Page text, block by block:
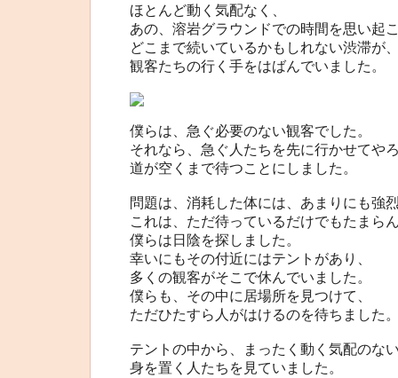
ほとんど動く気配なく、
あの、溶岩グラウンドでの時間を思い起
どこまで続いているかもしれない渋滞が
観客たちの行く手をはばんでいました。
僕らは、急ぐ必要のない観客でした。
それなら、急ぐ人たちを先に行かせてや
道が空くまで待つことにしました。
問題は、消耗した体には、あまりにも強
これは、ただ待っているだけでもたまら
僕らは日陰を探しました。
幸いにもその付近にはテントがあり、
多くの観客がそこで休んでいました。
僕らも、その中に居場所を見つけて、
ただひたすら人がはけるのを待ちました
テントの中から、まったく動く気配のな
身を置く人たちを見ていました。